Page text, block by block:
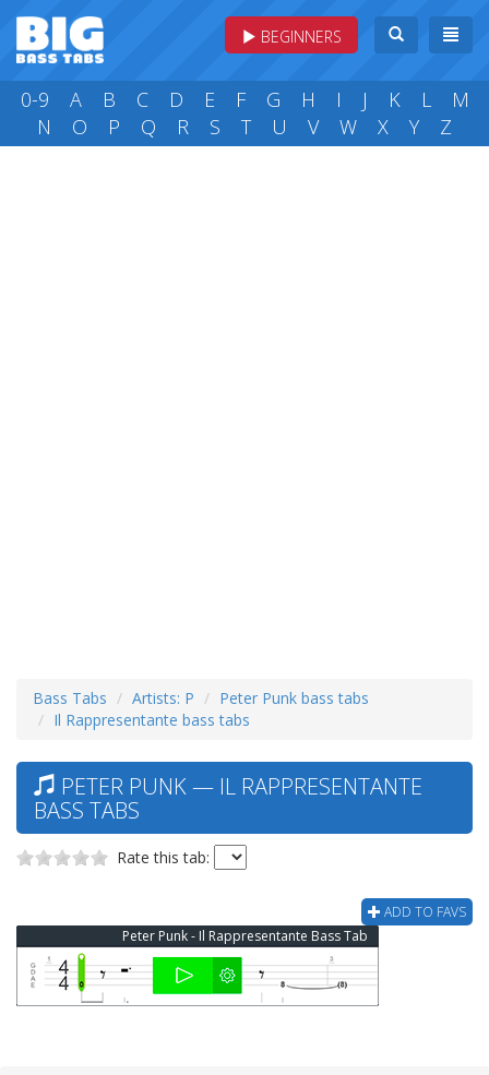
BEGINNERS
0-9 A B C D E F G H I J K L
M
N
O P Q R S T U V W X Y Z
Bass Tabs Artists: P
Peter Punk bass tabs
Il Rappresentante bass tabs
PETER PUNK — IL RAPPRESENTANTE
BASS TABS
Rate this tab:
ADD TO FAVS
Peter Punk - Il Rappresentante Bass Tab